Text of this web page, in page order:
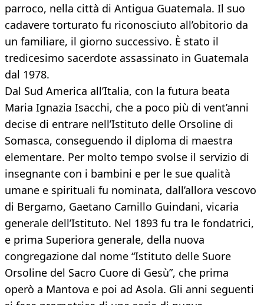
parroco, nella città di Antigua Guatemala. Il suo
cadavere torturato fu riconosciuto all’obitorio da
un familiare, il giorno successivo. È stato il
tredicesimo sacerdote assassinato in Guatemala
dal 1978.
Dal Sud America all’Italia, con la futura beata
Maria Ignazia Isacchi, che a poco più di vent’anni
decise di entrare nell’Istituto delle Orsoline di
Somasca, conseguendo il diploma di maestra
elementare. Per molto tempo svolse il servizio di
insegnante con i bambini e per le sue qualità
umane e spirituali fu nominata, dall’allora vescovo
di Bergamo, Gaetano Camillo Guindani, vicaria
generale dell’Istituto. Nel 1893 fu tra le fondatrici,
e prima Superiora generale, della nuova
congregazione dal nome “Istituto delle Suore
Orsoline del Sacro Cuore di Gesù”, che prima
operò a Mantova e poi ad Asola. Gli anni seguenti